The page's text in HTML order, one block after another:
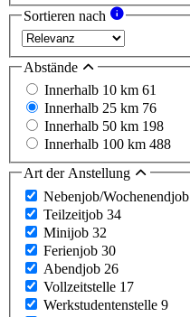
Sortieren nach
Abstände
Innerhalb 10 km 61
Innerhalb 25 km 76
Innerhalb 50 km 198
Innerhalb 100 km 488
Art der Anstellung
Nebenjob/Wochenendjob
Teilzeitjob 34
Minijob 32
Ferienjob 30
Abendjob 26
Vollzeitstelle 17
Werkstudentenstelle 9